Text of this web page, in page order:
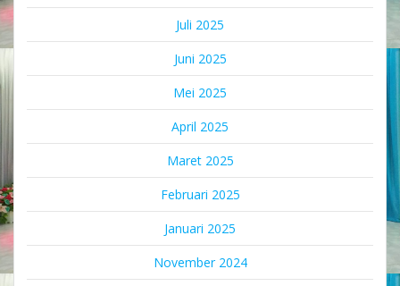
Juli 2025
Juni 2025
Mei 2025
April 2025
Maret 2025
Februari 2025
Januari 2025
November 2024